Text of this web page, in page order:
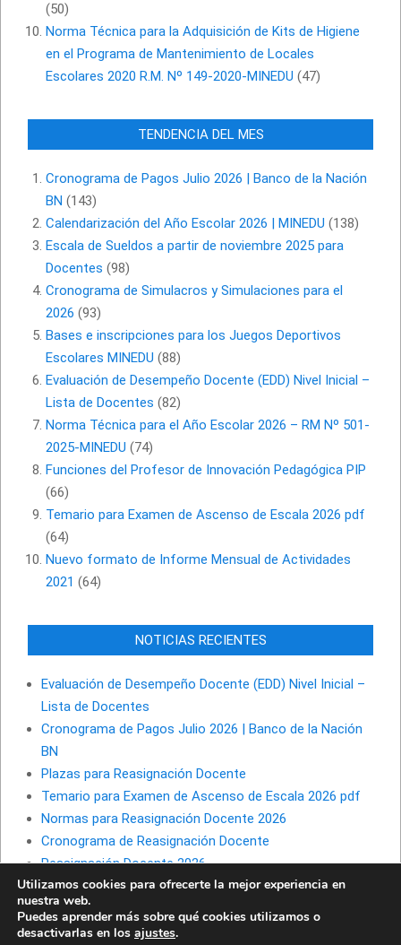
(50)
Norma Técnica para la Adquisición de Kits de Higiene
en el Programa de Mantenimiento de Locales
Escolares 2020 R.M. Nº 149-2020-MINEDU (47)
TENDENCIA DEL MES
Cronograma de Pagos Julio 2026 | Banco de la Nación
BN (143)
Calendarización del Año Escolar 2026 | MINEDU (138)
Escala de Sueldos a partir de noviembre 2025 para
Docentes (98)
Cronograma de Simulacros y Simulaciones para el
2026 (93)
Bases e inscripciones para los Juegos Deportivos
Escolares MINEDU (88)
Evaluación de Desempeño Docente (EDD) Nivel Inicial –
Lista de Docentes (82)
Norma Técnica para el Año Escolar 2026 – RM Nº 501-
2025-MINEDU (74)
Funciones del Profesor de Innovación Pedagógica PIP
(66)
Temario para Examen de Ascenso de Escala 2026 pdf
(64)
Nuevo formato de Informe Mensual de Actividades
2021 (64)
NOTICIAS RECIENTES
Evaluación de Desempeño Docente (EDD) Nivel Inicial –
Lista de Docentes
Cronograma de Pagos Julio 2026 | Banco de la Nación
BN
Plazas para Reasignación Docente
Temario para Examen de Ascenso de Escala 2026 pdf
Normas para Reasignación Docente 2026
Cronograma de Reasignación Docente
Reasignación Docente 2026
Utilizamos cookies para ofrecerte la mejor experiencia en
nuestra web.
Puedes aprender más sobre qué cookies utilizamos o
desactivarlas en los ajustes.